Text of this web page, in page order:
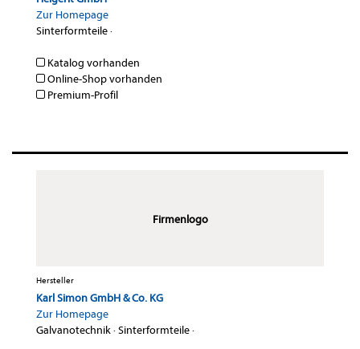
Zur Homepage
Sinterformteile·
Katalog vorhanden
Online-Shop vorhanden
Premium-Profil
Firmenlogo
Hersteller
Karl Simon GmbH & Co. KG
Zur Homepage
Galvanotechnik·Sinterformteile·